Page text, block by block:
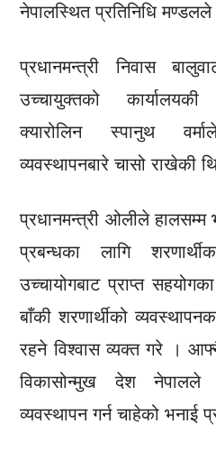
नेपालस्थित प्रतिनिधि
प्रधानमन्त्री निवास
उच्चायुक्तको
क्यारोलिन स्पानुथ
व्यवस्थापनबारे चासो राखेकी
प्रधानमन्त्री ओलीले हालसम्म
प्रबन्धका लागि
उच्चायोगबाट प्राप्त
बाँकी शरणार्थीको
रहने विश्वास व्यक्त गरे ।
विकासोन्मुख देश
व्यवस्थापन गर्न चाहेको भनाई